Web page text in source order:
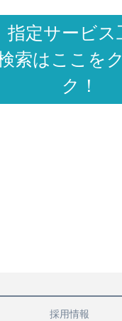
指定サービス
索はここを
ク！
採用情報